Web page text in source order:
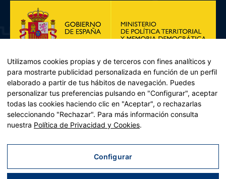
Plan de Recuperación, Transformación y Resiliencia – Financiado por
Recuperación y resiliencia, establecido por el Reglamento (UE)
2021/241 del Parlamento Europeo y del Consejo, de 12 de febrero
Utilizamos cookies propias y de terceros con fines analíticos y
para mostrarte publicidad personalizada en función de un perfil
elaborado a partir de tus hábitos de navegación. Puedes
personalizar tus preferencias pulsando en "Configurar", aceptar
todas las cookies haciendo clic en "Aceptar", o rechazarlas
seleccionando "Rechazar". Para más información consulta
nuestra Política de Privacidad y Cookies.
Configurar